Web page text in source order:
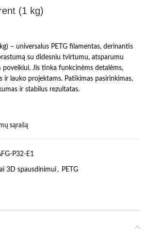
(1 kg)
– universalus PETG filamentas, derinantis
su didesniu tvirtumu, atsparumu
poveikiui. Jis tinka funkcinėms detalėms,
ir lauko projektams. Patikimas pasirinkimas,
ir stabilus rezultatas.
sąrašą
P32-E1
3D spausdinimui , PETG